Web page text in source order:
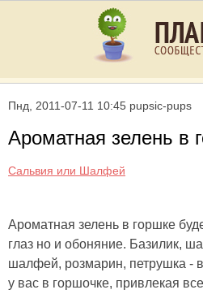
Пнд, 2011-07-11 10:45 pupsic-pups
Ароматная зелень в
Сальвия или Шалфей
Ароматная зелень в горшке
глаз но и обоняние. Базилик,
шалфей, розмарин, петрушка -
у вас в горшочке, привлекая